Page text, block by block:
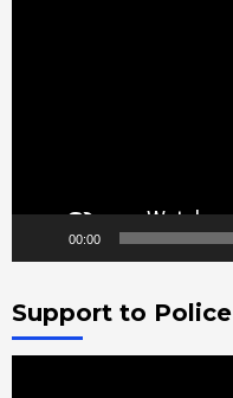
00:00
Support to Police